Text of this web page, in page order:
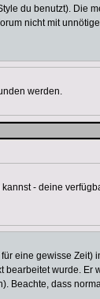
du benutzt). Die
nicht mit
werden.
- deine
eine gewisse Zeit)
wurde. Er
Beachte, dass